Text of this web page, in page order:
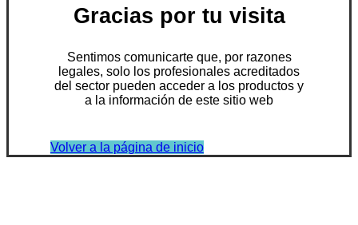
Gracias por tu visita
Sentimos comunicarte que, por razones
legales, solo los profesionales acreditados
del sector pueden acceder a los productos y
a la información de este sitio web
Volver a la página de inicio